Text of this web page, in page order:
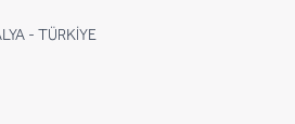
- TÜRKİYE